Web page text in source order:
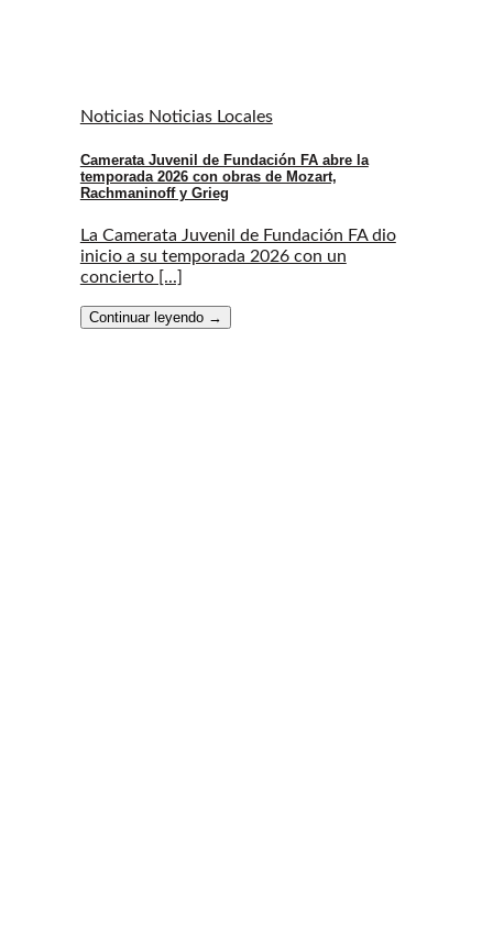
Noticias Noticias Locales
Camerata Juvenil de Fundación FA abre la
temporada 2026 con obras de Mozart,
Rachmaninoff y Grieg
La Camerata Juvenil de Fundación FA dio
inicio a su temporada 2026 con un
concierto [...]
Continuar leyendo →